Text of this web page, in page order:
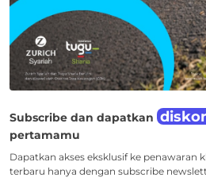
Subscribe dan dapatkan
pertamamu
Dapatkan akses eksklusif ke penawaran
terbaru hanya dengan subscribe